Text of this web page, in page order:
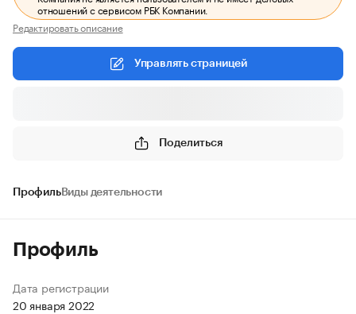
отношений с сервисом РБК Компании.
Редактировать описание
Управлять страницей
Поделиться
ПрофильВиды деятельности
Профиль
Дата регистрации
20 января 2022